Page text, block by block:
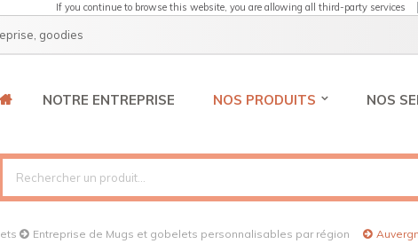
If you continue to browse this website, you are allowing all third-party services
goodies
NOTRE ENTREPRISE NOS PRODUITS NOS
Entreprise de Mugs et gobelets personnalisables par région